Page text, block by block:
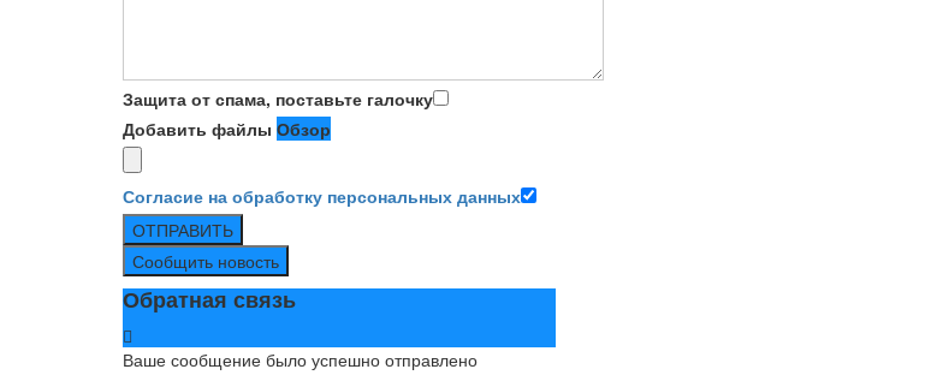
Защита от спама, поставьте галочку
Добавить файлы Обзор
Согласие на обработку персональных данных
ОТПРАВИТЬ
Сообщить новость
Обратная связь
Ваше сообщение было успешно отправлено